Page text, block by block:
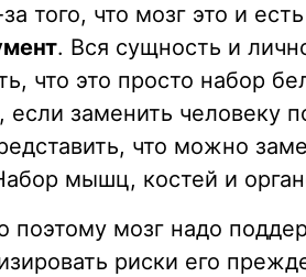
того, что мозг это и
. Вся сущность и
что это просто набор
если заменить человеку
что можно
мышц, костей и
поэтому мозг надо
риски его